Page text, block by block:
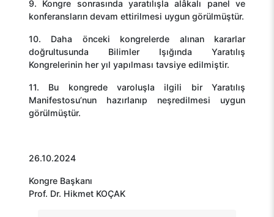
9. Kongre sonrasında yaratılışla alâkalı panel ve
konferansların devam ettirilmesi uygun görülmüştür.
10. Daha önceki kongrelerde alınan kararlar
doğrultusunda Bilimler Işığında Yaratılış
Kongrelerinin her yıl yapılması tavsiye edilmiştir.
11. Bu kongrede varoluşla ilgili bir Yaratılış
Manifestosu’nun hazırlanıp neşredilmesi uygun
görülmüştür.
26.10.2024
Kongre Başkanı
Prof. Dr. Hikmet KOÇAK
Üsküdar Üniversitesi Kurucu Rektörü